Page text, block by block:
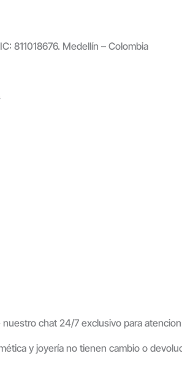
811018676. Medellín – Colombia
chat 24/7 exclusivo para
y joyería no tienen cambio o